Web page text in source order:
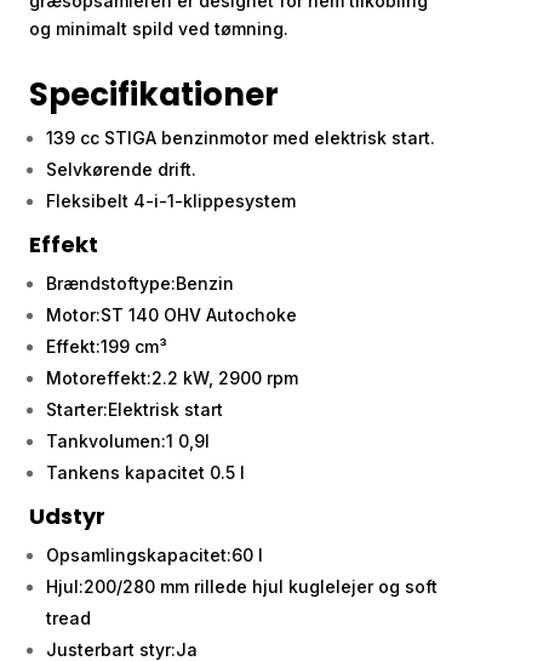
og minimalt spild ved tømning.
Specifikationer
139 cc STIGA benzinmotor med elektrisk start.
Selvkørende drift.
Fleksibelt 4-i-1-klippesystem
Effekt
Brændstoftype:Benzin
Motor:ST 140 OHV Autochoke
Effekt:199 cm³
Motoreffekt:2.2 kW, 2900 rpm
Starter:Elektrisk start
Tankvolumen:1 0,9l
Tankens kapacitet 0.5 l
Udstyr
Opsamlingskapacitet:60 l
Hjul:200/280 mm rillede hjul kuglelejer og soft
tread
Justerbart styr:Ja